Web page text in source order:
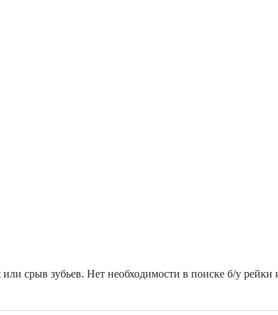
срыв зубьев. Нет необходимости в поиске б/у рейки